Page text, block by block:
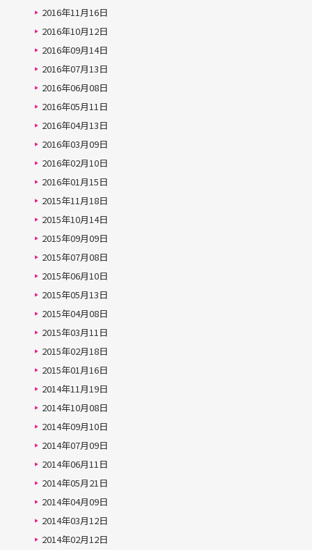
2016年11月16日
2016年10月12日
2016年09月14日
2016年07月13日
2016年06月08日
2016年05月11日
2016年04月13日
2016年03月09日
2016年02月10日
2016年01月15日
2015年11月18日
2015年10月14日
2015年09月09日
2015年07月08日
2015年06月10日
2015年05月13日
2015年04月08日
2015年03月11日
2015年02月18日
2015年01月16日
2014年11月19日
2014年10月08日
2014年09月10日
2014年07月09日
2014年06月11日
2014年05月21日
2014年04月09日
2014年03月12日
2014年02月12日